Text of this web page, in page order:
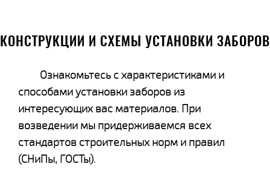
КОНСТРУКЦИИ И СХЕМЫ УСТАНОВКИ ЗАБОРОВ
Ознакомьтесь с характеристиками и
способами установки заборов из
интересующих вас материалов. При
возведении мы придерживаемся всех
стандартов строительных норм и правил
(СНиПы, ГОСТы).